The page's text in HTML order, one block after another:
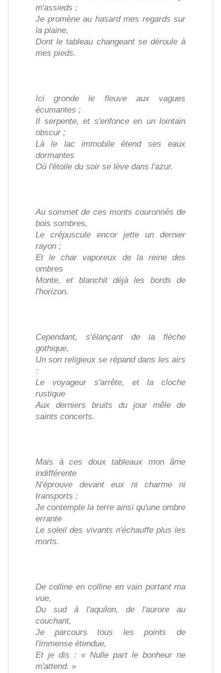
m'assieds ;
Je promène au hasard mes regards sur
la plaine,
Dont le tableau changeant se déroule à
mes pieds.
Ici gronde le fleuve aux vagues
écumantes ;
Il serpente, et s'enfonce en un lointain
obscur ;
Là le lac immobile étend ses eaux
dormantes
Où l'étoile du soir se lève dans l'azur.
Au sommet de ces monts couronnés de
bois sombres,
Le crépuscule encor jette un dernier
rayon ;
Et le char vaporeux de la reine des
ombres
Monte, et blanchit déjà les bords de
l'horizon.
Cependant, s'élançant de la flèche
gothique,
Un son religieux se répand dans les airs
:
Le voyageur s'arrête, et la cloche
rustique
Aux derniers bruits du jour mêle de
saints concerts.
Mais à ces doux tableaux mon âme
indifférente
N'éprouve devant eux ni charme ni
transports ;
Je contemple la terre ainsi qu'une ombre
errante
Le soleil des vivants n'échauffe plus les
morts.
De colline en colline en vain portant ma
vue,
Du sud à l'aquilon, de l'aurore au
couchant,
Je parcours tous les points de
l'immense étendue,
Et je dis : « Nulle part le bonheur ne
m'attend. »